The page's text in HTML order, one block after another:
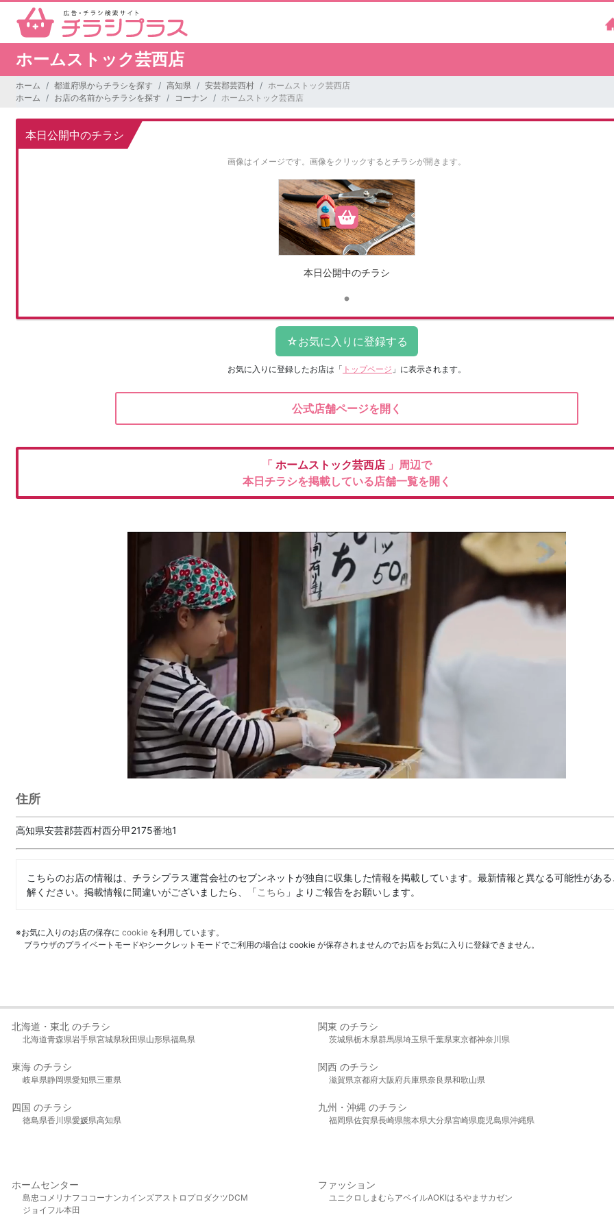
ホームストック芸西店
ホーム 都道府県からチラシを探す 高知県 安芸郡芸西村
ホームストック芸西店
ホーム
お店の名前からチラシを探す コーナン ホームストック芸西店
本日公開中のチラシ
画像はイメージです。 画像をクリックするとチラシが開きます。
本日公開中のチラシ
お気に入りに登録したお店は 「 トップページ 」に表示されます。
公式店舗ページを開く
「 ホームストック芸西店 」周辺で
本日チラシを掲載している店舗一覧を開く
住所
高知県安芸郡芸西村西分甲2175番地1
こちらのお店の情報は、チラシプラス運営会社のセブンネットが独自に収集した情報を掲載しています。最新情報と異なる可能性があ
解ください。掲載情報に間違いがございましたら、「こちら 」よりご報告をお願いします。
※お気に入りのお店の保存に cookie を利用しています。
ブラウザのプライベートモードやシークレットモードでご利用の場合は cookie が保存されませんのでお店をお気に入りに登録できません。
北海道・東北 のチラシ
北海道青森県岩手県宮城県秋田県山形県福島県
関東 のチラシ
茨城県栃木県群馬県埼玉県千葉県東京都神奈川県
東海 のチラシ
岐阜県静岡県愛知県三重県
関西 のチラシ
滋賀県京都府大阪府兵庫県奈良県和歌山県
四国 のチラシ
徳島県香川県愛媛県高知県
九州・沖縄 のチラシ
福岡県佐賀県長崎県熊本県大分県宮崎県鹿児島県沖縄県
ホームセンター
島忠 コメリ ナフコ コーナンカインズアストロプロダクツDCM
ジョイフル本田
ファッション
ユニクロ しまむら アベイルAOKIはるやま サカゼン